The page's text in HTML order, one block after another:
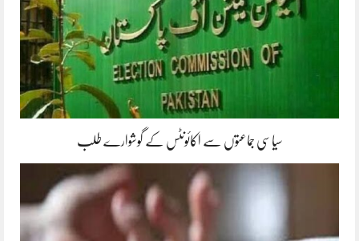
سیاسی جماعتوں سے اکائونٹس کے گوشوارے طلب